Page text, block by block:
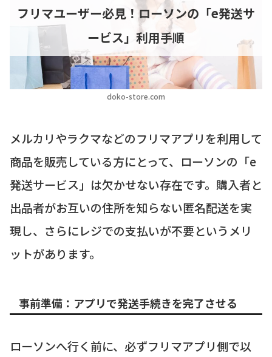
doko-store.com
フリマユーザー必見！ローソンの「e発送サ
ービス」利用手順
メルカリやラクマなどのフリマアプリを利用して
商品を販売している方にとって、ローソンの「e
発送サービス」は欠かせない存在です。購入者と
出品者がお互いの住所を知らない匿名配送を実
現し、さらにレジでの支払いが不要というメリ
ットがあります。
事前準備：アプリで発送手続きを完了させる
ローソンへ行く前に、必ずフリマアプリ側で以